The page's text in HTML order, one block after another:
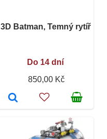
3D Batman, Temný rytíř
Do 14 dní
850,00 Kč